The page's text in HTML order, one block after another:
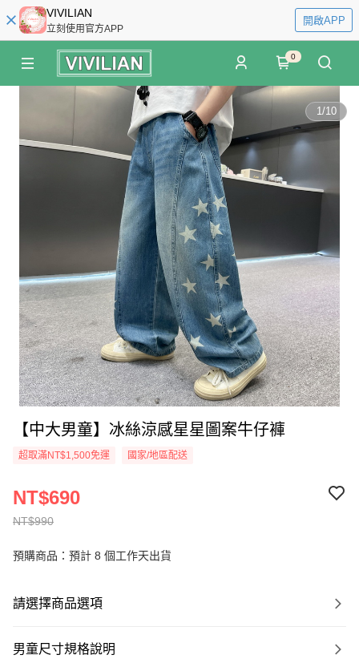
VIVILIAN
立刻使用官方APP
開啟APP
0
1/10
【中大男童】冰絲涼感星星圖案牛仔褲
超取滿NT$1,500免運 國家/地區配送
NT$990
NT$690
預購商品：預計 8 個工作天出貨
請選擇商品選項
男童尺寸規格說明